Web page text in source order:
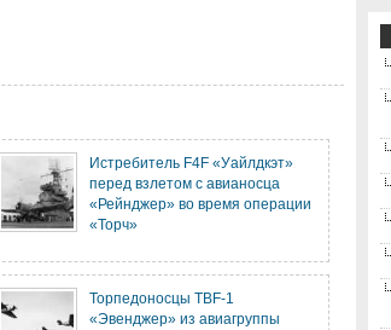
Истребитель F4F «Уайлдкэт»
перед взлетом с авианосца
«Рейнджер» во время операции
«Торч»
Торпедоносцы TBF-1
«Эвенджер» из авиагруппы